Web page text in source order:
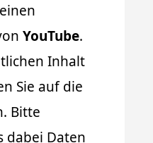
YouTube.
Inhalt
Sie auf die
Bitte
dabei Daten